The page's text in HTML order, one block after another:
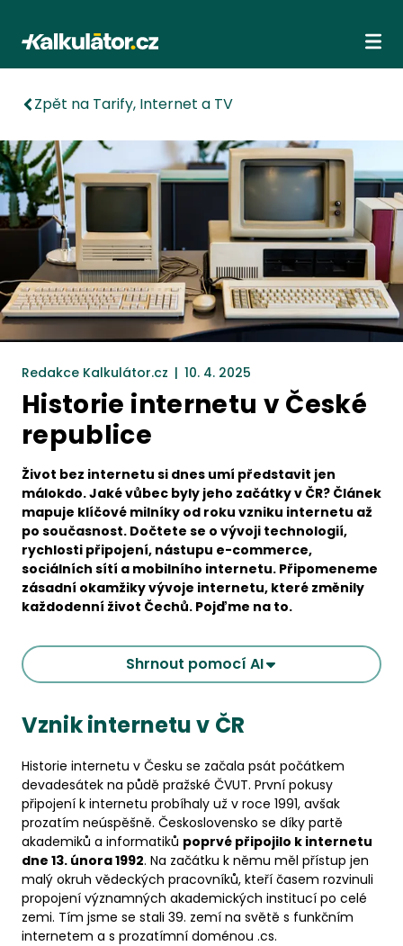
Kalkulátor.cz
Zpět na Tarify, Internet a TV
Redakce Kalkulátor.cz | 10. 4. 2025
Historie internetu v České
republice
Život bez internetu si dnes umí představit jen
málokdo. Jaké vůbec byly jeho začátky v ČR? Článek
mapuje klíčové milníky od roku vzniku internetu až
po současnost. Dočtete se o vývoji technologií,
rychlosti připojení, nástupu e-commerce,
sociálních sítí a mobilního internetu. Připomeneme
zásadní okamžiky vývoje internetu, které změnily
každodenní život Čechů. Pojďme na to.
Shrnout pomocí AI
Vznik internetu v ČR
Historie internetu v Česku se začala psát počátkem
devadesátek na půdě pražské ČVUT. První pokusy
připojení k internetu probíhaly už v roce 1991, avšak
prozatím neúspěšně. Československo se díky partě
akademiků a informatiků poprvé připojilo k internetu
dne 13. února 1992. Na začátku k němu měl přístup jen
malý okruh vědeckých pracovníků, kteří časem rozvinuli
propojení významných akademických institucí po celé
zemi. Tím jsme se stali 39. zemí na světě s funkčním
internetem a s prozatímní doménou .cs.